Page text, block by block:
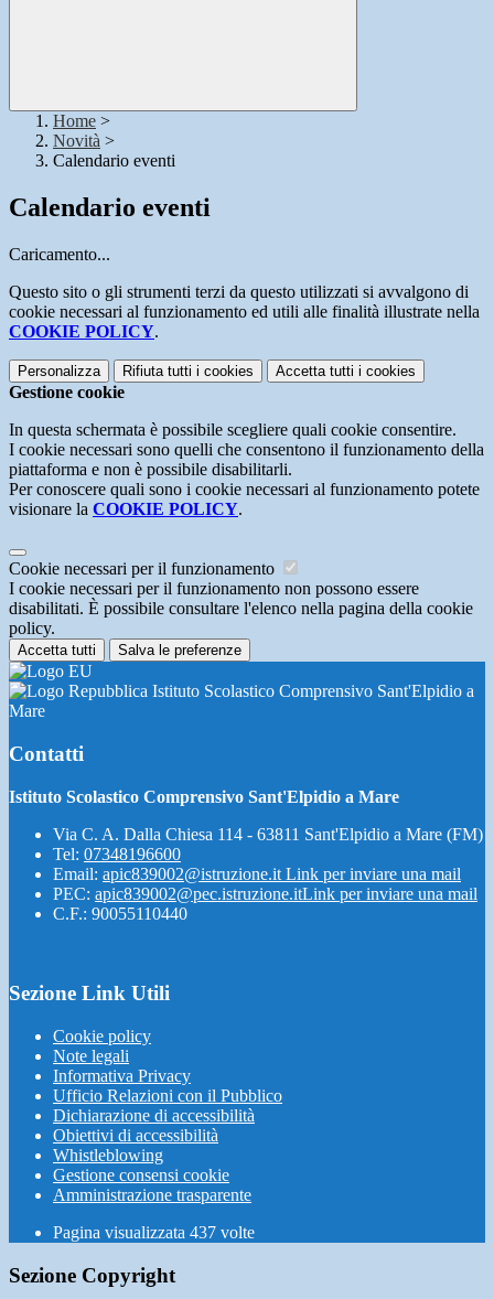
Home >
Novità >
Calendario eventi
Calendario eventi
Caricamento...
Questo sito o gli strumenti terzi da questo utilizzati si avvalgono di
cookie necessari al funzionamento ed utili alle finalità illustrate nella
COOKIE POLICY.
Personalizza Rifiuta tutti i cookies Accetta tutti i cookies
Gestione cookie
In questa schermata è possibile scegliere quali cookie consentire.
I cookie necessari sono quelli che consentono il funzionamento della
piattaforma e non è possibile disabilitarli.
Per conoscere quali sono i cookie necessari al funzionamento potete
visionare la COOKIE POLICY.
Cookie necessari per il funzionamento
I cookie necessari per il funzionamento non possono essere
disabilitati. È possibile consultare l'elenco nella pagina della cookie
policy.
Accetta tutti Salva le preferenze
Istituto Scolastico Comprensivo Sant'Elpidio a
Mare
Contatti
Istituto Scolastico Comprensivo Sant'Elpidio a Mare
Via C. A. Dalla Chiesa 114 - 63811 Sant'Elpidio a Mare (FM)
Tel: 07348196600
Email: apic839002@istruzione.it Link per inviare una mail
PEC: apic839002@pec.istruzione.itLink per inviare una mail
C.F.: 90055110440
Sezione Link Utili
Cookie policy
Note legali
Informativa Privacy
Ufficio Relazioni con il Pubblico
Dichiarazione di accessibilità
Obiettivi di accessibilità
Whistleblowing
Gestione consensi cookie
Amministrazione trasparente
Pagina visualizzata 437 volte
Sezione Copyright